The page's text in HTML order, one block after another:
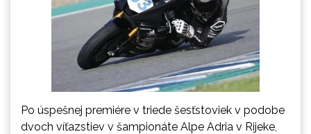
Po úspešnej premiére v triede šesťstoviek v podobe
dvoch víťazstiev v šampionáte Alpe Adria v Rijeke,